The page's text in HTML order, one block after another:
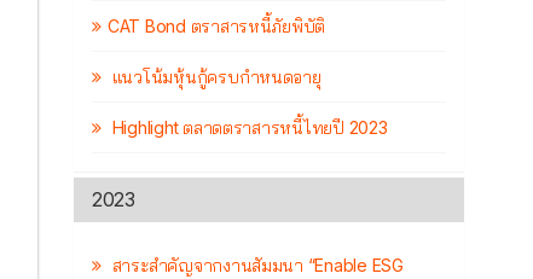
CAT Bond ตราสารหนี้ภัยพิบัติ
แนวโน้มหุ้นกู้ครบกำหนดอายุ
Highlight ตลาดตราสารหนี้ไทยปี 2023
2023
สาระสำคัญจากงานสัมมนา “Enable ESG